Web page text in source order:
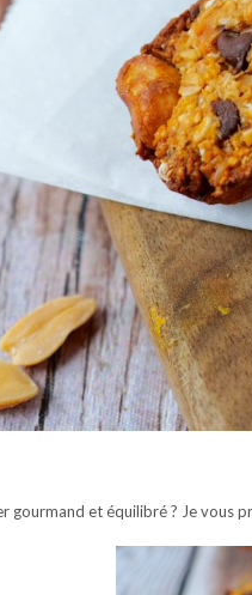
gourmand et équilibré ? Je